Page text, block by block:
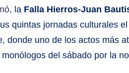
, la Falla Hierros-Juan
quintas jornadas culturales
donde uno de los actos más
del sábado por la